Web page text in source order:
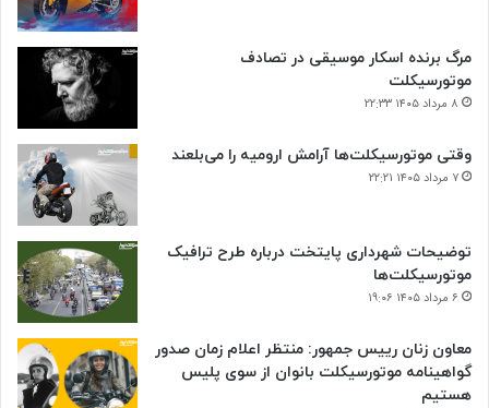
مرگ برنده اسکار موسیقی در تصادف
موتورسیکلت
۸ مرداد ۱۴۰۵ ۲۲:۳۳
وقتی موتورسیکلت‌ها آرامش ارومیه را می‌بلعند
۷ مرداد ۱۴۰۵ ۲۲:۲۱
توضیحات شهرداری پایتخت درباره طرح ترافیک
موتورسیکلت‌ها
۶ مرداد ۱۴۰۵ ۱۹:۰۶
معاون زنان رییس جمهور: منتظر اعلام زمان صدور
گواهینامه موتورسیکلت بانوان از سوی پلیس
هستیم